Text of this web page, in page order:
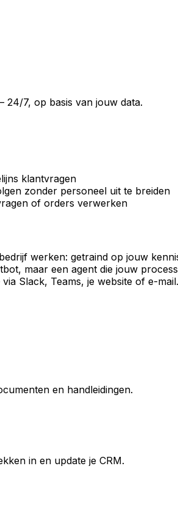
7, op basis van jouw data.
klantvragen
zonder personeel uit te breiden
of orders verwerken
werken: getraind op jouw
maar een agent die jouw
Slack, Teams, je website of e-
en handleidingen.
in en update je CRM.